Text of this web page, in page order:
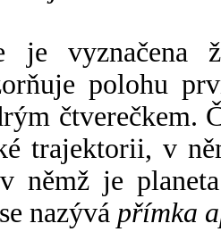
je vyznačena
polohu
čtverečkem.
trajektorii, v
němž je
nazývá přímka